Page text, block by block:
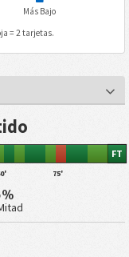
Más Bajo
= 2 tarjetas.
75'
FT